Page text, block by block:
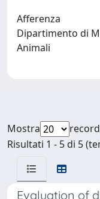
Afferenza
Dipartimento di
Animali
Mostra
Risultati 1 - 5 di 5
Evaluation of